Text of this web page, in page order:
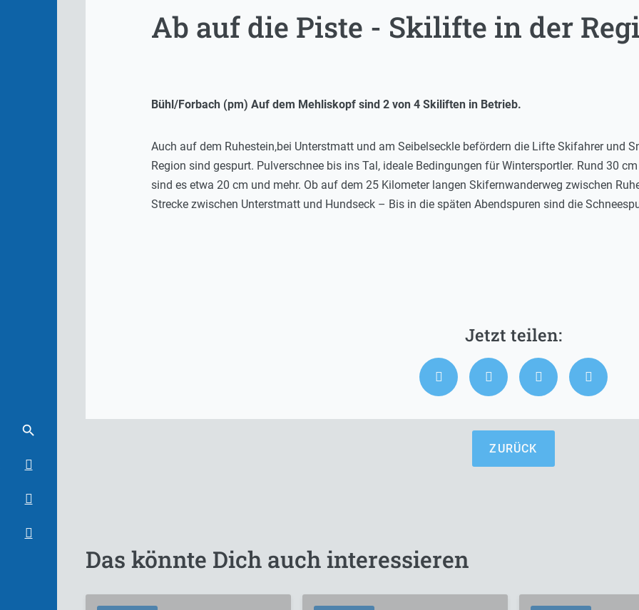
Ab auf die Piste - Skilifte in der
Bühl/Forbach (pm) Auf dem Mehliskopf sind 2 von 4 Skiliften in Betrieb.
Auch auf dem Ruhestein,bei Unterstmatt und am Seibelseckle befördern die Lifte Skifahrer und
Region sind gespurt. Pulverschnee bis ins Tal, ideale Bedingungen für Wintersportler. Rund 30
sind es etwa 20 cm und mehr. Ob auf dem 25 Kilometer langen Skifernwanderweg zwischen
Strecke zwischen Unterstmatt und Hundseck – Bis in die späten Abendspuren sind die
ZURÜCK
Das könnte Dich auch interessieren